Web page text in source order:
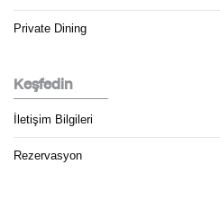
Private Dining
Keşfedin
İletişim Bilgileri
Rezervasyon